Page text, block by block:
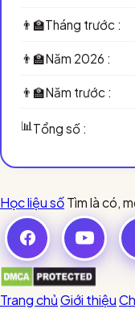
👨‍🏫Tháng trước :
👨‍🏫Năm 2026 :
👨‍🏫Năm trước :
📊 Tổng số :
Học liệu sốTìm là có,
Trang chủGiới thiệu